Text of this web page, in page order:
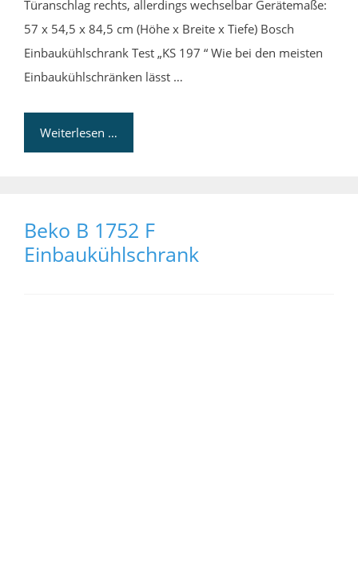
Türanschlag rechts, allerdings wechselbar Gerätemaße:
57 x 54,5 x 84,5 cm (Höhe x Breite x Tiefe) Bosch
Einbaukühlschrank Test „KS 197 “ Wie bei den meisten
Einbaukühlschränken lässt …
Weiterlesen …
Beko B 1752 F
Einbaukühlschrank